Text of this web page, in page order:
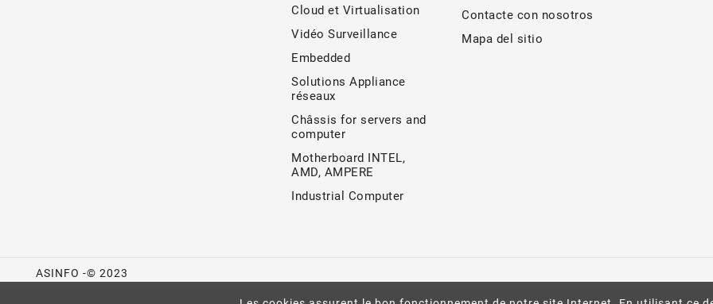
Cloud et Virtualisation
Vidéo Surveillance
Embedded
Solutions Appliance
réseaux
Châssis for servers and
computer
Motherboard INTEL,
AMD, AMPERE
Industrial Computer
Contacte con nosotros
Mapa del sitio
ASINFO -© 2023